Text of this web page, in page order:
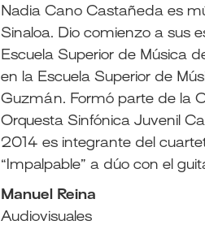
Nadia Cano Castañeda es
Sinaloa. Dio comienzo a sus
Escuela Superior de Música
en la Escuela Superior de
Guzmán. Formó parte de la
Orquesta Sinfónica Juvenil
2014 es integrante del
“Impalpable” a dúo con el
Manuel Reina
Audiovisuales